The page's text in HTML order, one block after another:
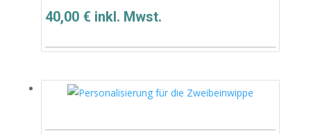
40,00 € inkl. Mwst.